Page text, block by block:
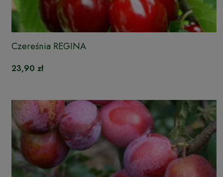
Czereśnia REGINA
23,90 zł